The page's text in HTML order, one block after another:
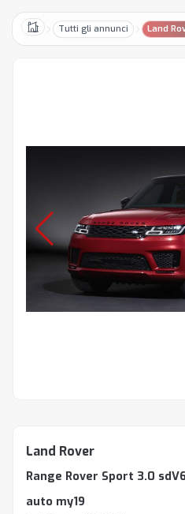
HomeTutti gli annunci Land
Land Rover
Range Rover Sport 3.0
auto my19